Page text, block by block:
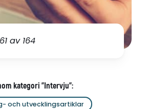
av 164
kategori "Intervju":
och utvecklingsartiklar